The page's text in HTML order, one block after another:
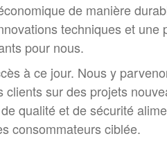
de manière
techniques et une
pour nous.
à ce jour. Nous y
sur des projets
qualité et de sécurité
consommateurs ciblée.